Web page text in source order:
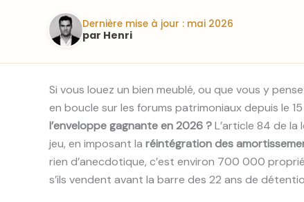
Dernière mise à jour : mai 2026
par Henri
Si vous louez un bien meublé, ou que vous y
en boucle sur les forums patrimoniaux depuis le
l’enveloppe gagnante en 2026 ?L’article 84 de
jeu, en imposant la réintégration des
rien d’anecdotique, c’est environ 700 000
s’ils vendent avant la barre des 22 ans de